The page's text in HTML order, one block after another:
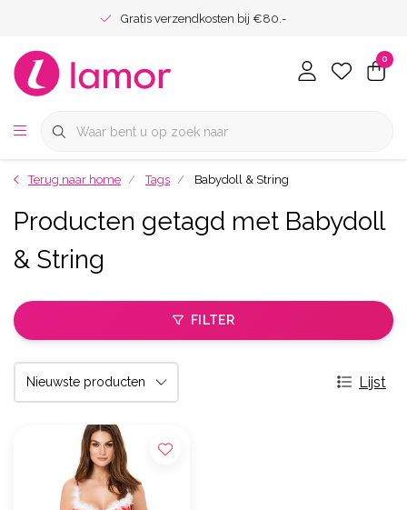
Gratis verzendkosten bij €80.-
0
Terug naar home Tags Babydoll & String
Producten getagd met Babydoll
& String
FILTER
Lijst